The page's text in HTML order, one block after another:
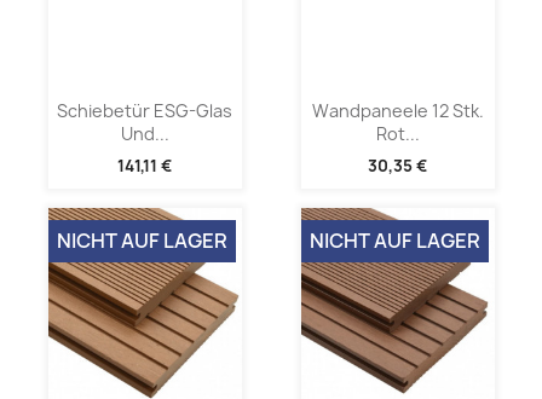
Schiebetür ESG-Glas
Und...
141,11 €
Wandpaneele 12 Stk.
Rot...
30,35 €
NICHT AUF LAGER NICHT AUF LAGER